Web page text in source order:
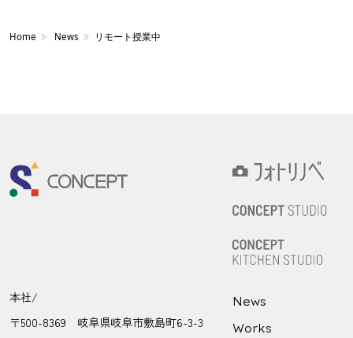
Home News リモート授業中
本社/
〒500-8369 岐阜県岐阜市敷島町6-3-3
News
Works